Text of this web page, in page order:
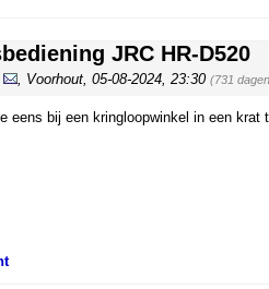
JRC HR-D520
, Voorhout, 05-08-2024, 23:30 (731
eens bij een kringloopwinkel in een